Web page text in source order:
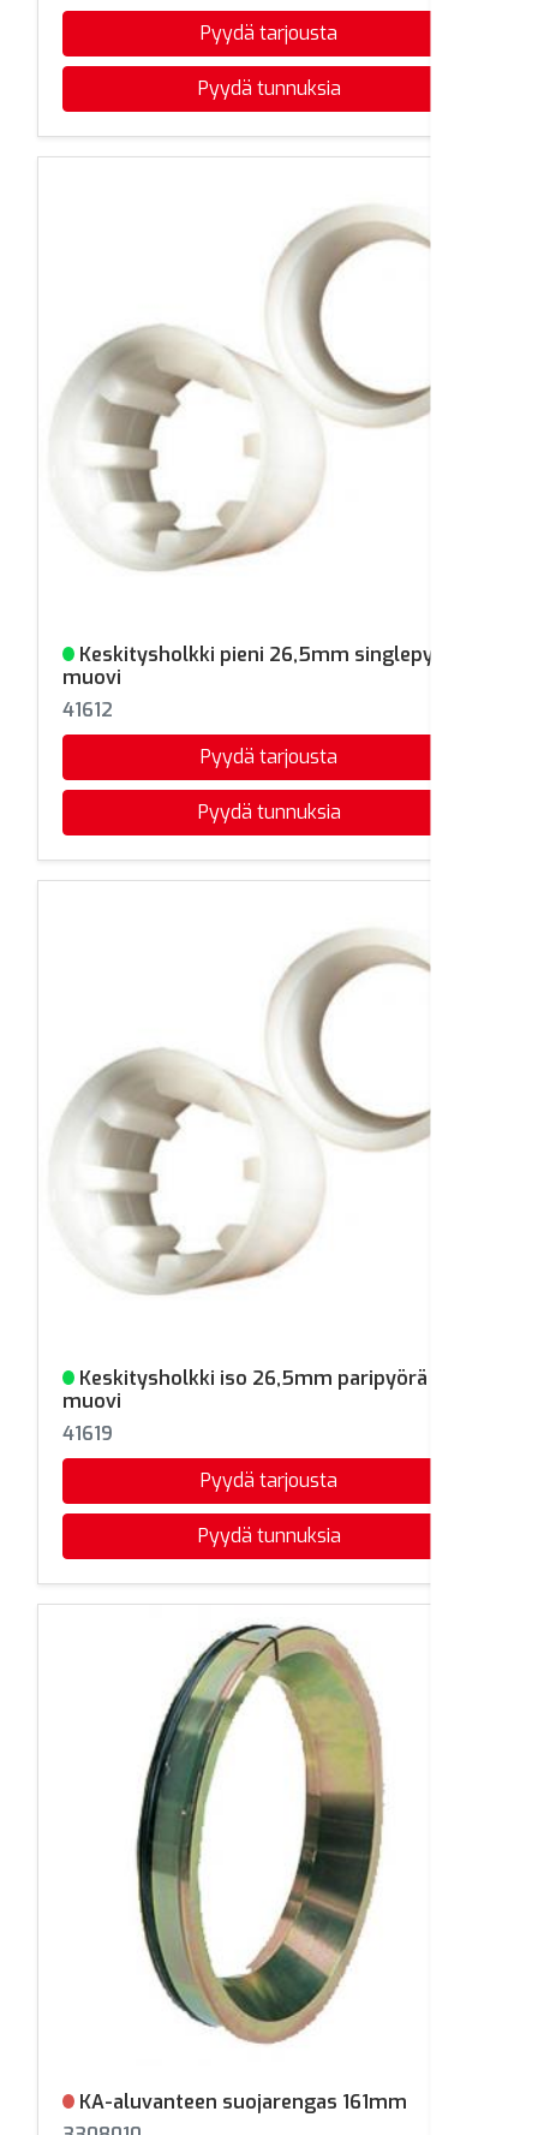
Pyydä tarjousta
Pyydä tunnuksia
Varastossa
Keskitysholkki pieni 26,5mm singlepyörä
muovi
41612
Pyydä tarjousta
Pyydä tunnuksia
Varastossa
Keskitysholkki iso 26,5mm paripyörä
muovi
41619
Pyydä tarjousta
Pyydä tunnuksia
Ei varastossa
KA-aluvanteen suojarengas 161mm